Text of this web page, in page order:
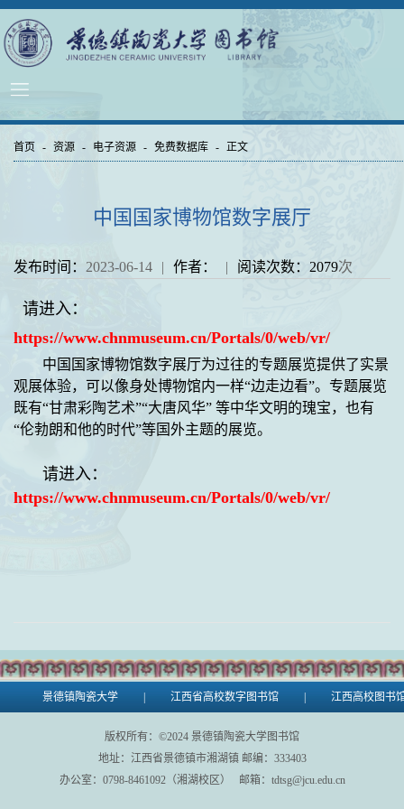
首页 - 资源 - 电子资源 - 免费数据库 - 正文
中国国家博物馆数字展厅
发布时间： 2023-06-14 | 作者： | 阅读次数： 2079次
请进入：
https://www.chnmuseum.cn/Portals/0/web/vr/
中国国家博物馆数字展厅为过往的专题展览提供了实景
观展体验，可以像身处博物馆内一样“边走边看”。专题展览
既有“甘肃彩陶艺术”“大唐风华” 等中华文明的瑰宝，也有
“伦勃朗和他的时代”等国外主题的展览。
请进入：
https://www.chnmuseum.cn/Portals/0/web/vr/
景德镇陶瓷大学 江西省高校数字图书馆 江西高校图书
版权所有：©2024 景德镇陶瓷大学图书馆
地址：江西省景德镇市湘湖镇 邮编：333403
办公室：0798-8461092（湘湖校区） 邮箱：tdtsg@jcu.edu.cn